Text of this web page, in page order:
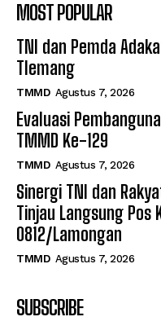
MOST POPULAR
TNI dan Pemda
Tlemang
TMMD Agustus 7, 2026
Evaluasi
TMMD Ke-129
TMMD Agustus 7, 2026
Sinergi TNI dan
Tinjau Langsung Pos
0812/Lamongan
TMMD Agustus 7, 2026
SUBSCRIBE